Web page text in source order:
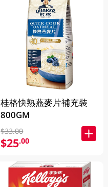
桂格快熟燕麥片補充裝
800GM
$33.00
$25.00